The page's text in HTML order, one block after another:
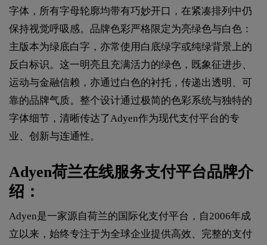
字体，所有字母轮廓均带有巧妙开口，在紧凑排列中仍
保持视觉呼吸感。品牌色彩严格限定为亮绿色与白色：
主版本为绿底白字，亦常使用白底绿字或纯绿背景上的
反白标识。这一明亮且充满活力的绿色，既象征进步、
运动与金融信赖，亦通过白色的衬托，传递出透明、可
靠的品牌气质。整个设计通过极简的色彩系统与独特的
字体细节，清晰传达了Adyen作为现代支付平台的专
业、创新与连通性。
Adyen荷兰在线服务支付平台品牌介
绍：
Adyen是一家源自荷兰的国际化支付平台，自2006年成
立以来，始终专注于为全球企业提供高效、完整的支付